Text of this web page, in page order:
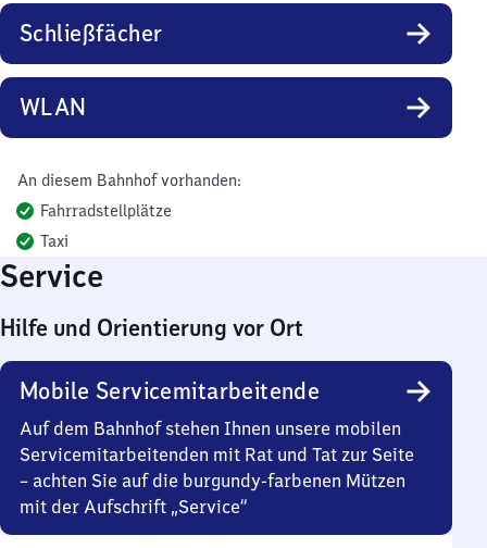
Schließfächer
WLAN
An diesem Bahnhof vorhanden:
Fahrradstellplätze
Taxi
Service
Hilfe und Orientierung vor Ort
Mobile Servicemitarbeitende
Auf dem Bahnhof stehen Ihnen unsere mobilen
Servicemitarbeitenden mit Rat und Tat zur Seite
– achten Sie auf die burgundy-farbenen Mützen
mit der Aufschrift „Service“